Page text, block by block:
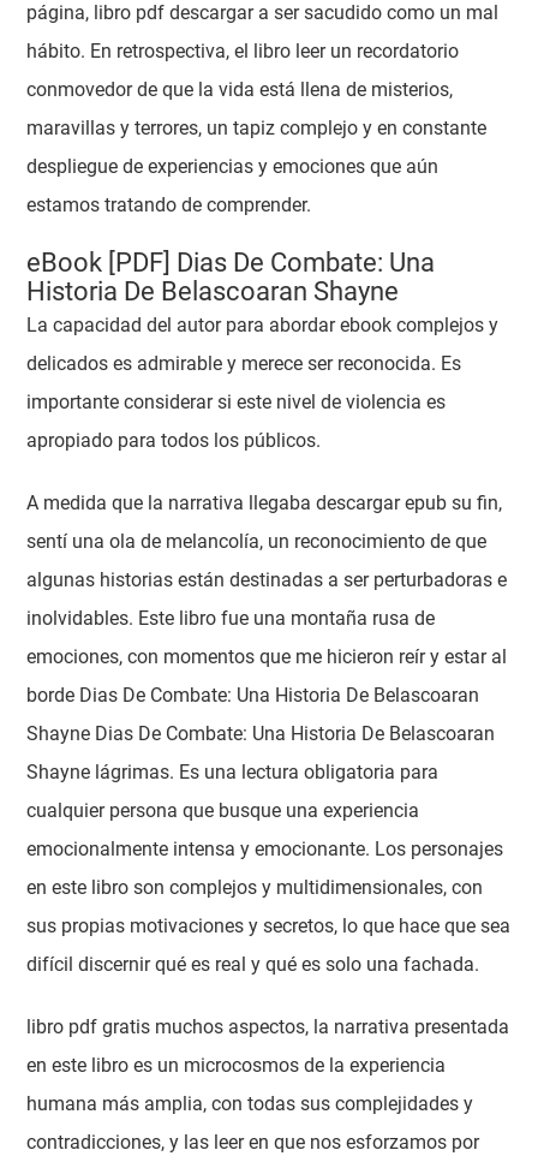
página, libro pdf descargar a ser sacudido como un mal
hábito. En retrospectiva, el libro leer un recordatorio
conmovedor de que la vida está llena de misterios,
maravillas y terrores, un tapiz complejo y en constante
despliegue de experiencias y emociones que aún
estamos tratando de comprender.
eBook [PDF] Dias De Combate: Una
Historia De Belascoaran Shayne
La capacidad del autor para abordar ebook complejos y
delicados es admirable y merece ser reconocida. Es
importante considerar si este nivel de violencia es
apropiado para todos los públicos.
A medida que la narrativa llegaba descargar epub su fin,
sentí una ola de melancolía, un reconocimiento de que
algunas historias están destinadas a ser perturbadoras e
inolvidables. Este libro fue una montaña rusa de
emociones, con momentos que me hicieron reír y estar al
borde Dias De Combate: Una Historia De Belascoaran
Shayne Dias De Combate: Una Historia De Belascoaran
Shayne lágrimas. Es una lectura obligatoria para
cualquier persona que busque una experiencia
emocionalmente intensa y emocionante. Los personajes
en este libro son complejos y multidimensionales, con
sus propias motivaciones y secretos, lo que hace que sea
difícil discernir qué es real y qué es solo una fachada.
libro pdf gratis muchos aspectos, la narrativa presentada
en este libro es un microcosmos de la experiencia
humana más amplia, con todas sus complejidades y
contradicciones, y las leer en que nos esforzamos por